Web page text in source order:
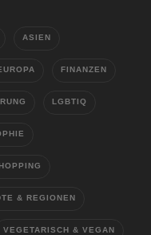
ASIEN
FINANZEN
LGBTIQ
& REGIONEN
VEGETARISCH & VEGAN